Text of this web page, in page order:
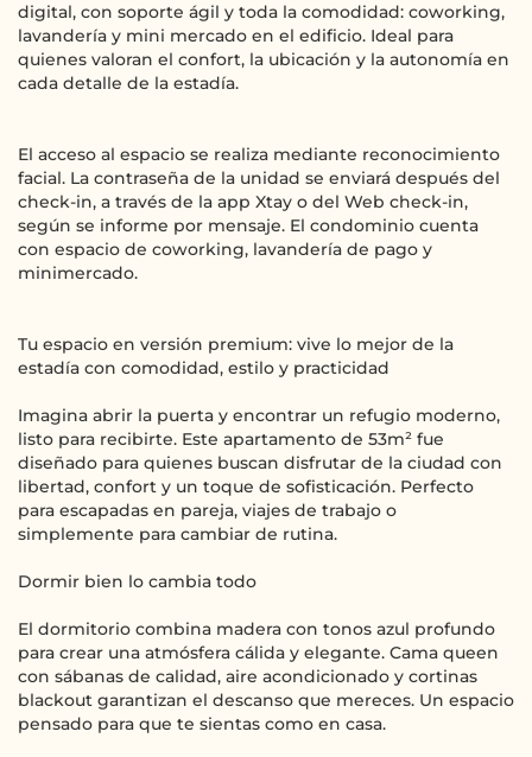
digital, con soporte ágil y toda la comodidad: coworking,
lavandería y mini mercado en el edificio. Ideal para
quienes valoran el confort, la ubicación y la autonomía en
cada detalle de la estadía.
El acceso al espacio se realiza mediante reconocimiento
facial. La contraseña de la unidad se enviará después del
check-in, a través de la app Xtay o del Web check-in,
según se informe por mensaje. El condominio cuenta
con espacio de coworking, lavandería de pago y
minimercado.
Tu espacio en versión premium: vive lo mejor de la
estadía con comodidad, estilo y practicidad
Imagina abrir la puerta y encontrar un refugio moderno,
listo para recibirte. Este apartamento de 53m² fue
diseñado para quienes buscan disfrutar de la ciudad con
libertad, confort y un toque de sofisticación. Perfecto
para escapadas en pareja, viajes de trabajo o
simplemente para cambiar de rutina.
Dormir bien lo cambia todo
El dormitorio combina madera con tonos azul profundo
para crear una atmósfera cálida y elegante. Cama queen
con sábanas de calidad, aire acondicionado y cortinas
blackout garantizan el descanso que mereces. Un espacio
pensado para que te sientas como en casa.